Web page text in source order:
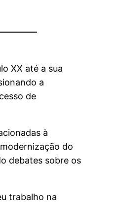
XX até a sua
a
de
à
do
debates sobre os
trabalho na